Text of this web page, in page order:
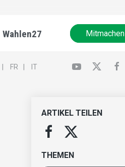
Wahlen27 Mitmachen
FR IT
ARTIKEL TEILEN
THEMEN